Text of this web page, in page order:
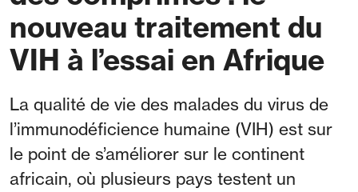
nouveau traitement du
VIH à l’essai en Afrique
La qualité de vie des malades du virus de
l’immunodéficience humaine (VIH) est sur
le point de s’améliorer sur le continent
africain, où plusieurs pays testent un